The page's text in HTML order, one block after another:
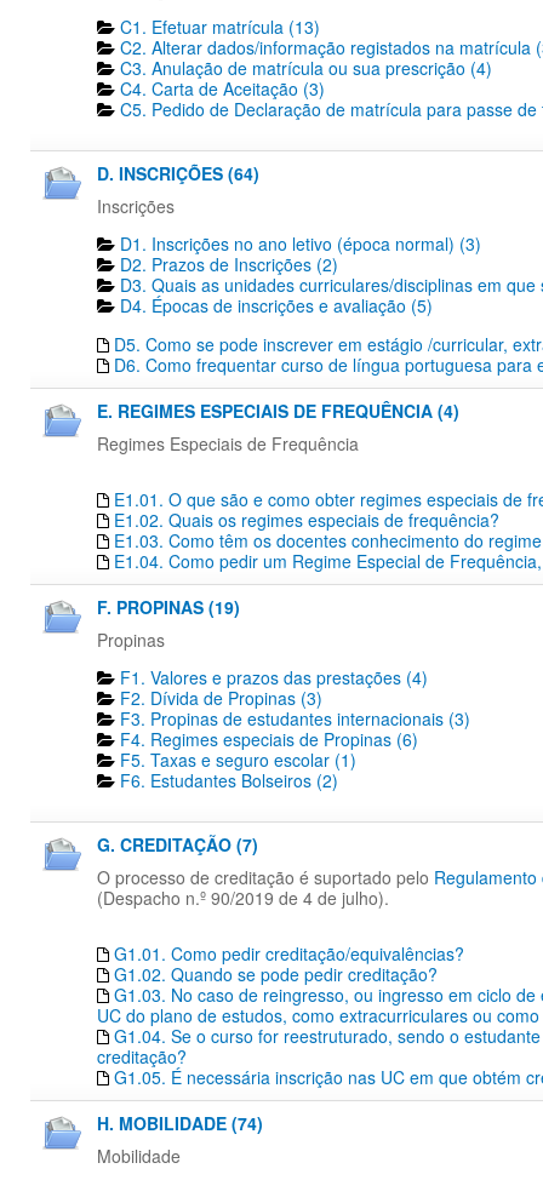
C1. Efetuar matrícula (13)
C2. Alterar dados/informação registados na matrícula
C3. Anulação de matrícula ou sua prescrição (4)
C4. Carta de Aceitação (3)
C5. Pedido de Declaração de matrícula para passe
D. INSCRIÇÕES (64)
Inscrições
D1. Inscrições no ano letivo (época normal) (3)
D2. Prazos de Inscrições (2)
D3. Quais as unidades curriculares/disciplinas em
D4. Épocas de inscrições e avaliação (5)
D5. Como se pode inscrever em estágio /curricular,
D6. Como frequentar curso de língua portuguesa para
E. REGIMES ESPECIAIS DE FREQUÊNCIA (4)
Regimes Especiais de Frequência
E1.01. O que são e como obter regimes especiais de
E1.02. Quais os regimes especiais de frequência?
E1.03. Como têm os docentes conhecimento do
E1.04. Como pedir um Regime Especial de
F. PROPINAS (19)
Propinas
F1. Valores e prazos das prestações (4)
F2. Dívida de Propinas (3)
F3. Propinas de estudantes internacionais (3)
F4. Regimes especiais de Propinas (6)
F5. Taxas e seguro escolar (1)
F6. Estudantes Bolseiros (2)
G. CREDITAÇÃO (7)
O processo de creditação é suportado pelo
(Despacho n.º 90/2019 de 4 de julho).
G1.01. Como pedir creditação/equivalências?
G1.02. Quando se pode pedir creditação?
G1.03. No caso de reingresso, ou ingresso em ciclo
UC do plano de estudos, como extracurriculares ou
G1.04. Se o curso for reestruturado, sendo o
creditação?
G1.05. É necessária inscrição nas UC em que obtém
H. MOBILIDADE (74)
Mobilidade